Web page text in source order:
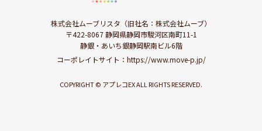
株式会社ムーブリスタ（旧社名：株式会社ムーブ）
〒422-8067 静岡県静岡市駿河区南町11-1
静銀・あいち銀静岡駅南ビル6階
コーポレイトサイト： https://www.move-p.jp/
COPYRIGHT © アプレコEX ALL RIGHTS RESERVED.